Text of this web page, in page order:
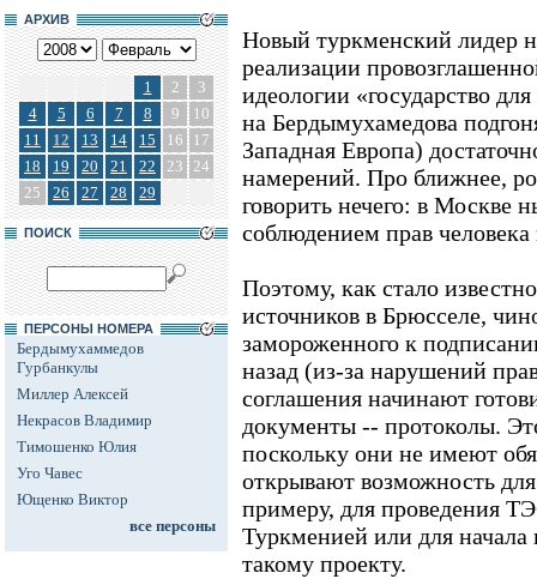
АРХИВ
1 2
3
4
5 6 7 8 9
10
11
12 13 14 15 16
17
18
19 20 21 22 23 24
25
26 27 28 29
ПОИСК
ПЕРСОНЫ НОМЕРА
Бердымухаммедов
Гурбанкулы
Миллер Алексей
Некрасов Владимир
Тимошенко Юлия
Уго Чавес
Ющенко Виктор
все персоны
Новый туркменский лидер
реализации
идеологии «государство
на Бердымухамедова
Западная Европа)
намерений. Про ближнее,
говорить нечего: в Москве
соблюдением прав
Поэтому, как стало
источников в Брюсселе,
замороженного к
назад (из-за нарушений
соглашения начинают
документы -- протоколы.
поскольку они не имеют
открывают возможность
примеру, для проведения
Туркменией или для начала
такому проекту.